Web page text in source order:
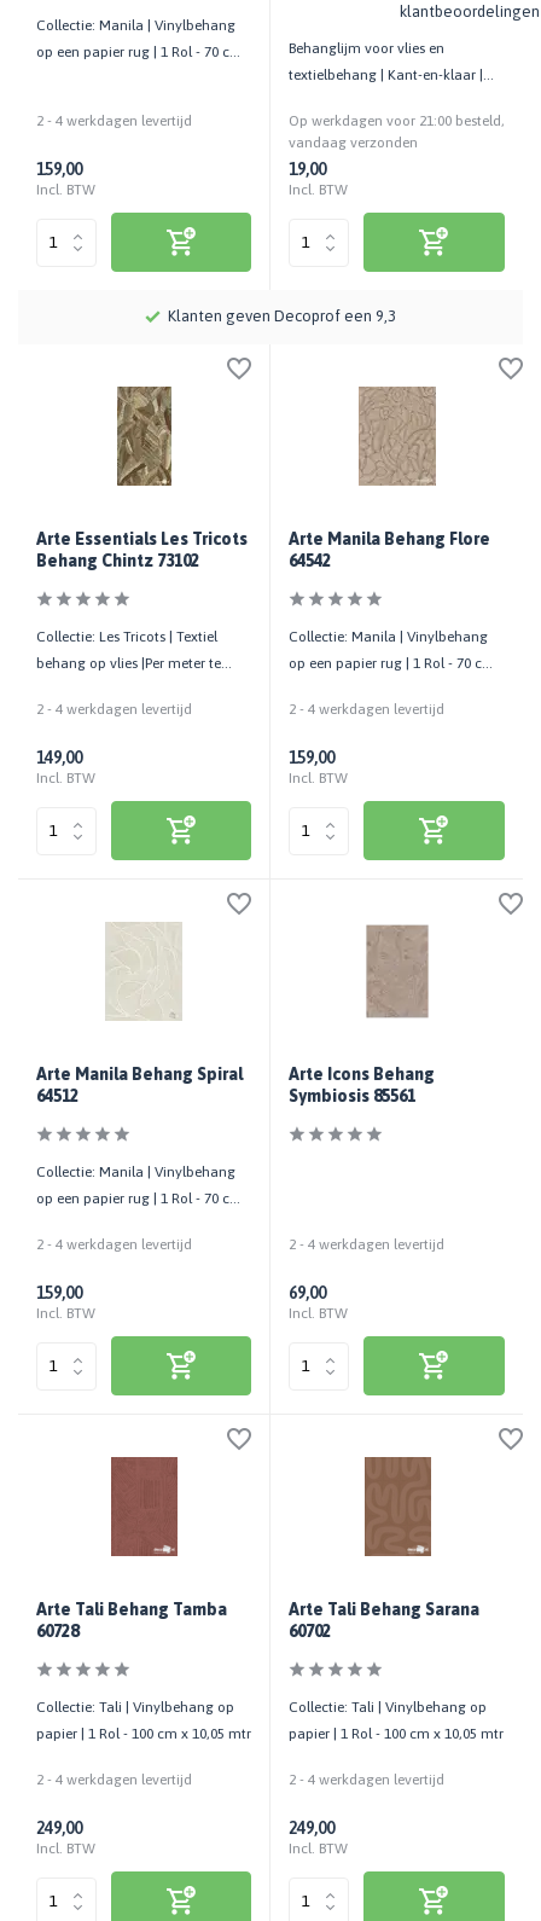
Collectie: Manila | Vinylbehang
op een papier rug | 1 Rol - 70 cm
2 - 4 werkdagen levertijd
159,00
Incl. BTW
klantbeoordelingen
Behanglijm voor vlies en
textielbehang | Kant-en-klaar |
Op werkdagen voor 21:00 besteld,
vandaag verzonden
19,00
Incl. BTW
Meer dan 115 jaar kennis en ervaring
Arte Essentials Les Tricots
Behang Chintz 73102
Collectie: Les Tricots | Textiel
behang op vlies |Per meter te
2 - 4 werkdagen levertijd
149,00
Incl. BTW
Arte Manila Behang Flore
64542
Collectie: Manila | Vinylbehang
op een papier rug | 1 Rol - 70 cm
2 - 4 werkdagen levertijd
159,00
Incl. BTW
Arte Manila Behang Spiral
64512
Collectie: Manila | Vinylbehang
op een papier rug | 1 Rol - 70 cm
2 - 4 werkdagen levertijd
159,00
Incl. BTW
Arte Icons Behang
Symbiosis 85561
2 - 4 werkdagen levertijd
69,00
Incl. BTW
Arte Tali Behang Tamba
60728
Collectie: Tali | Vinylbehang op
papier | 1 Rol - 100 cm x 10,05 mtr
2 - 4 werkdagen levertijd
249,00
Incl. BTW
Arte Tali Behang Sarana
60702
Collectie: Tali | Vinylbehang op
papier | 1 Rol - 100 cm x 10,05 mtr
2 - 4 werkdagen levertijd
249,00
Incl. BTW